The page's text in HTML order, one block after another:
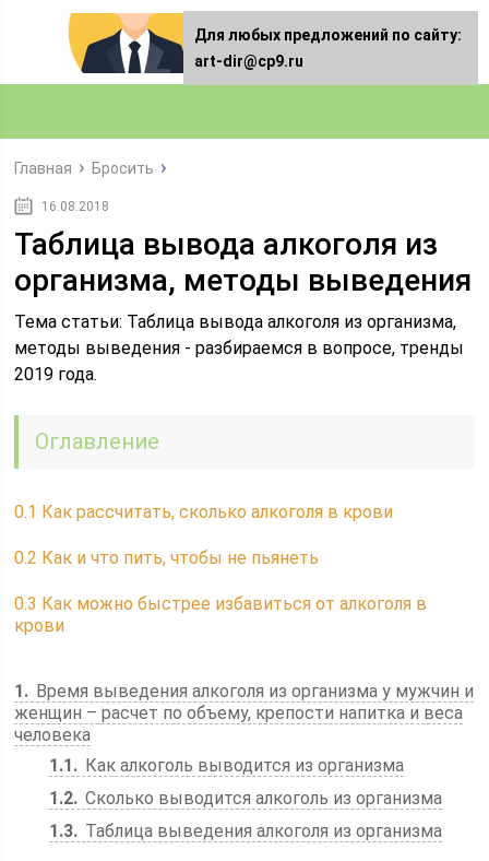
Главная Бросить
16.08.2018
Таблица вывода алкоголя из
организма, методы выведения
Тема статьи: Таблица вывода алкоголя из организма,
методы выведения - разбираемся в вопросе, тренды
2019 года.
Оглавление
0.1 Как рассчитать, сколько алкоголя в крови
0.2 Как и что пить, чтобы не пьянеть
0.3 Как можно быстрее избавиться от алкоголя в
крови
1
Время выведения алкоголя из организма у мужчин и
женщин – расчет по объему, крепости напитка и веса
человека
1.1
Как алкоголь выводится из организма
1.2 Сколько выводится алкоголь из организма
1.3
Таблица выведения алкоголя из организма
Для любых предложений по сайту:
art-dir@cp9.ru